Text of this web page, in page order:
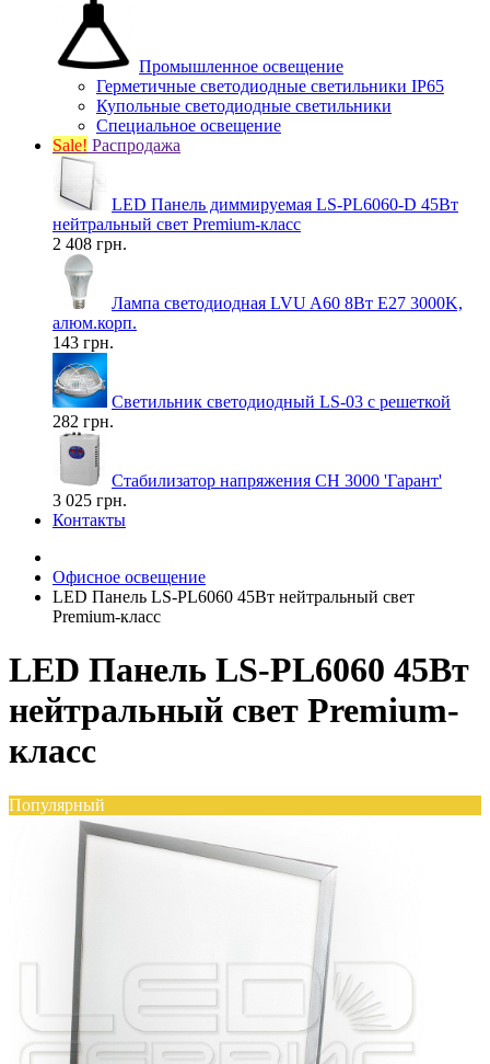
Промышленное освещение
Герметичные светодиодные светильники IP65
Купольные светодиодные светильники
Специальное освещение
Sale! Распродажа
LED Панель диммируемая LS-PL6060-D 45Вт
нейтральный свет Premium-класс
2 408 грн.
Лампа светодиодная LVU A60 8Вт E27 3000K,
алюм.корп.
143 грн.
Светильник светодиодный LS-03 с решеткой
282 грн.
Стабилизатор напряжения СН 3000 'Гарант'
3 025 грн.
Контакты
Офисное освещение
LED Панель LS-PL6060 45Вт нейтральный свет
Premium-класс
LED Панель LS-PL6060 45Вт
нейтральный свет Premium-
класс
Популярный